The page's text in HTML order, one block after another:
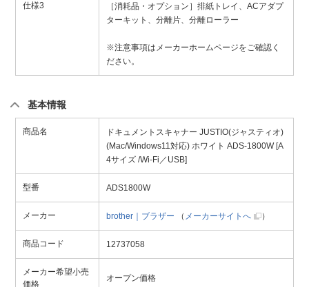
仕様3
［消耗品・オプション］排紙トレイ、ACアダプ
ターキット、分離片、分離ローラー
※注意事項はメーカーホームページをご確認く
ださい。
基本情報
商品名
ドキュメントスキャナー JUSTIO(ジャスティオ)
(Mac/Windows11対応) ホワイト ADS-1800W [A
4サイズ /Wi-Fi／USB]
型番 ADS1800W
メーカー brother｜ブラザー （ メーカーサイトへ ）
商品コード 12737058
メーカー希望小売
価格
オープン価格